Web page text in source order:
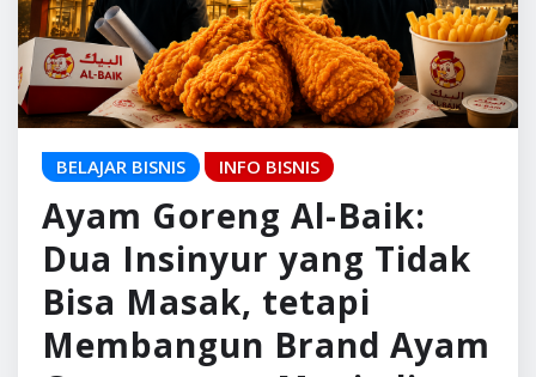
Bisa Masak, tetapi
Membangun Brand Ayam
Goreng yang Menjadi
Legenda di Timur Tengah
Jika ditanya siapa yang paling berpeluang sukses
membangun bisnis kuliner, sebagian besar orang
mungkin akan menjawab seorang chef, ahli
kuliner,…